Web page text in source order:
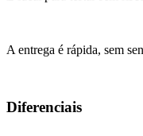
A entrega é rápida, sem
Diferenciais